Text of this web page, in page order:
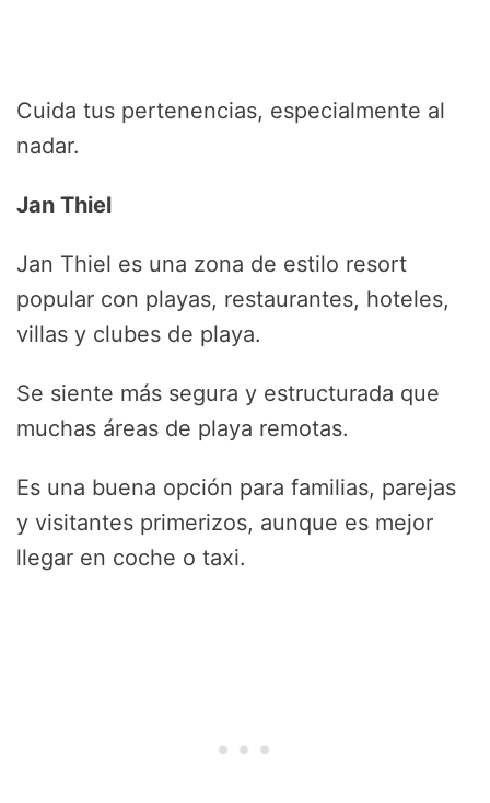
Cuida tus pertenencias, especialmente al
nadar.
Jan Thiel
Jan Thiel es una zona de estilo resort
popular con playas, restaurantes, hoteles,
villas y clubes de playa.
Se siente más segura y estructurada que
muchas áreas de playa remotas.
Es una buena opción para familias, parejas
y visitantes primerizos, aunque es mejor
llegar en coche o taxi.